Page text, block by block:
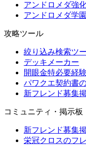
アンドロメダ強
アンドロメダ学
攻略ツール
絞り込み検索ツ
デッキメーカー
開眼金特必要経
パワクエ契約書
新フレンド募集
コミュニティ・掲示板
新フレンド募集
栄冠クロスのフ